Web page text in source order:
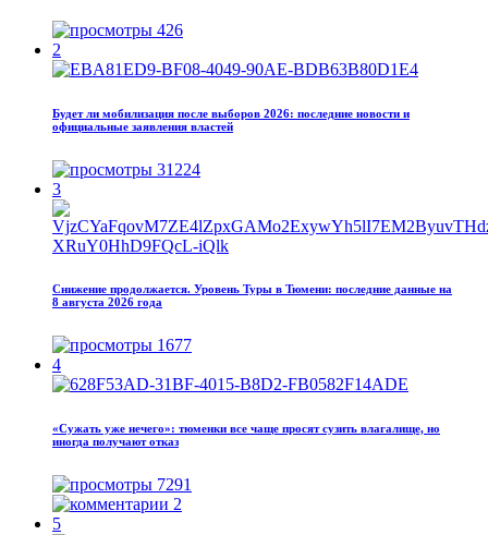
426
2
Будет ли мобилизация после выборов 2026: последние новости и
официальные заявления властей
31224
3
Снижение продолжается. Уровень Туры в Тюмени: последние данные на
8 августа 2026 года
1677
4
«Сужать уже нечего»: тюменки все чаще просят сузить влагалище, но
иногда получают отказ
7291
2
5